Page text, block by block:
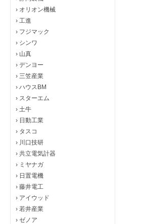
› オリオン機械
› 工進
› フジマック
› シンワ
› 山真
› デンヨー
› 三笠産業
› ハウスBM
› スターエム
› 土牛
› 日動工業
› タスコ
› 川口技研
› 共立電気計器
› ミヤナガ
› 日置電機
› 藤井電工
› アイウッド
› 若井産業
› ゼノア